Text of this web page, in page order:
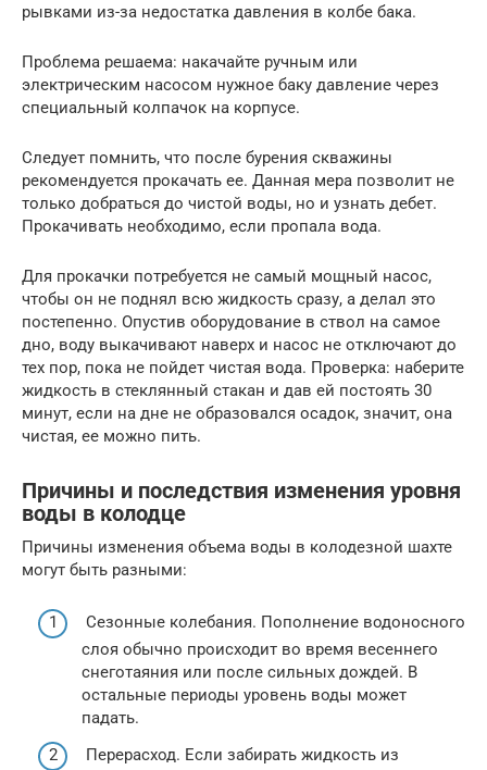
рывками из-за недостатка давления в колбе бака.
Проблема решаема: накачайте ручным или
электрическим насосом нужное баку давление через
специальный колпачок на корпусе.
Следует помнить, что после бурения скважины
рекомендуется прокачать ее. Данная мера позволит не
только добраться до чистой воды, но и узнать дебет.
Прокачивать необходимо, если пропала вода.
Для прокачки потребуется не самый мощный насос,
чтобы он не поднял всю жидкость сразу, а делал это
постепенно. Опустив оборудование в ствол на самое
дно, воду выкачивают наверх и насос не отключают до
тех пор, пока не пойдет чистая вода. Проверка: наберите
жидкость в стеклянный стакан и дав ей постоять 30
минут, если на дне не образовался осадок, значит, она
чистая, ее можно пить.
Причины и последствия изменения уровня
воды в колодце
Причины изменения объема воды в колодезной шахте
могут быть разными:
Сезонные колебания. Пополнение водоносного
слоя обычно происходит во время весеннего
снеготаяния или после сильных дождей. В
остальные периоды уровень воды может
падать.
Перерасход. Если забирать жидкость из